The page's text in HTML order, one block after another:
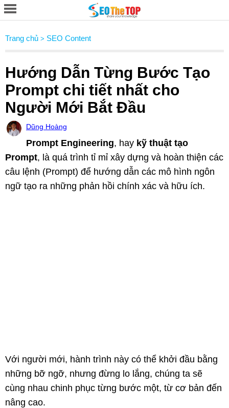
Trang chủ > SEO Content
Hướng Dẫn Từng Bước Tạo
Prompt chi tiết nhất cho
Người Mới Bắt Đầu
Dũng Hoàng
Prompt Engineering, hay kỹ thuật tạo
Prompt, là quá trình tỉ mỉ xây dựng và hoàn thiện các
câu lệnh (Prompt) để hướng dẫn các mô hình ngôn
ngữ tạo ra những phản hồi chính xác và hữu ích.
Với người mới, hành trình này có thể khởi đầu bằng
những bỡ ngỡ, nhưng đừng lo lắng, chúng ta sẽ
cùng nhau chinh phục từng bước một, từ cơ bản đến
nâng cao.